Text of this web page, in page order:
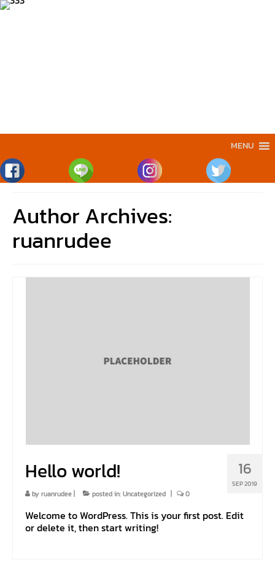
MENU
Author Archives:
ruanrudee
16
SEP 2019
Hello world!
by ruanrudee posted in:Uncategorized 0
Welcome to WordPress. This is your first post. Edit
or delete it, then start writing!